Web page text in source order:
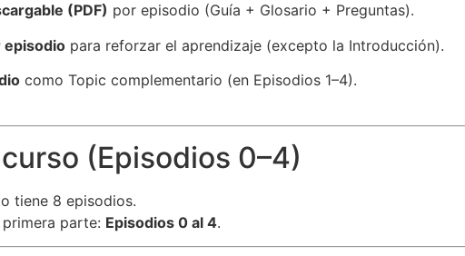
(PDF) por episodio (Guía + Glosario + Preguntas).
episodio para reforzar el aprendizaje (excepto la Introducción).
como Topic complementario (en Episodios 1–4).
(Episodios 0–4)
tiene 8 episodios.
parte: Episodios 0 al 4.